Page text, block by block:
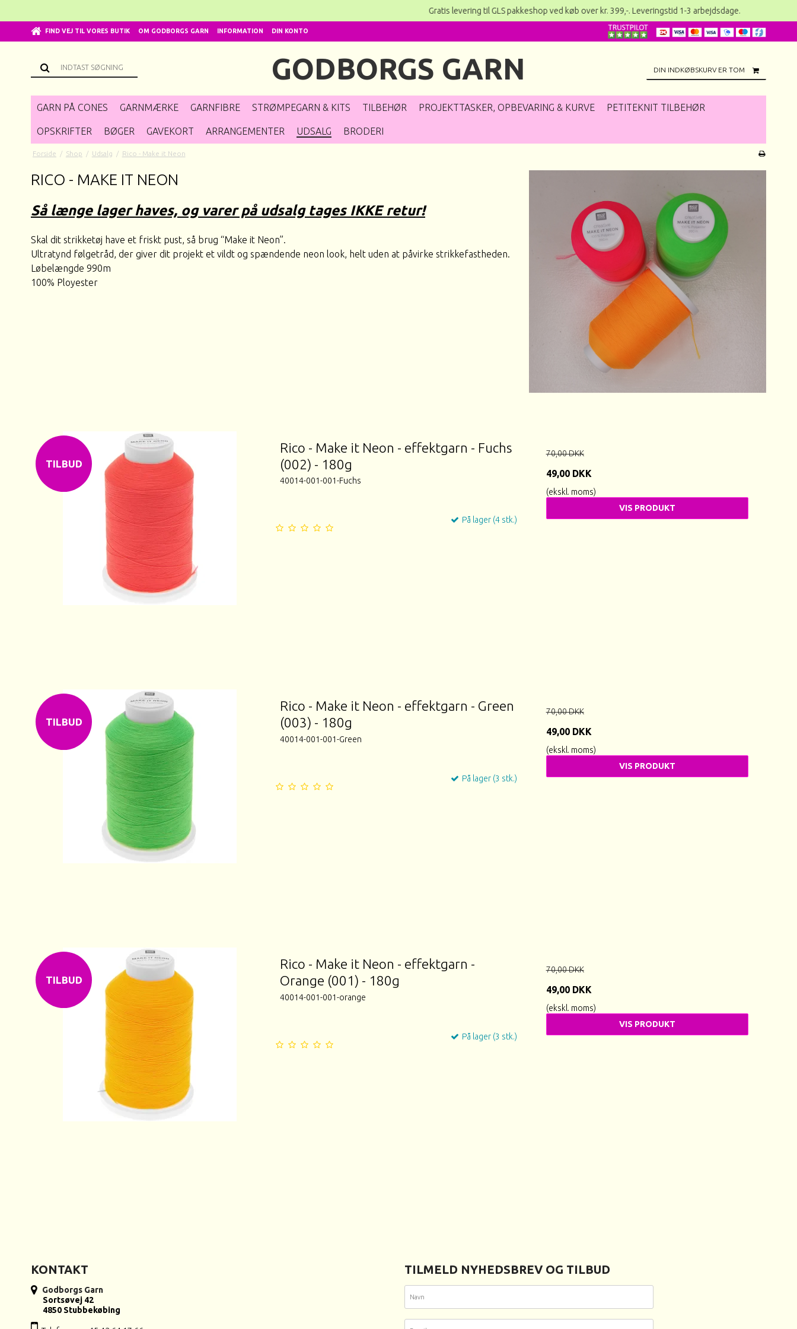
Gratis levering til GLS pakkeshop ved køb over kr. 399,-. Leveringstid 1-3
FIND VEJ TIL VORES BUTIK OM GODBORGS GARN INFORMATION DIN KONTO
GODBORGS GARN DIN INDKØBSKURV ER TOM
GARN PÅ CONES GARNMÆRKE GARNFIBRE STRØMPEGARN & KITS TILBEHØR PROJEKTTASKER, OPBEVARING & KURVE PETITEKNIT TILBEHØR
OPSKRIFTER BØGER GAVEKORT ARRANGEMENTER UDSALG BRODERI
Forside / Shop / Udsalg / Rico - Make it Neon
RICO - MAKE IT NEON
Så længe lager haves, og varer på udsalg tages IKKE retur!
Skal dit strikketøj have et friskt pust, så brug “Make it Neon”.
Ultratynd følgetråd, der giver dit projekt et vildt og spændende neon look, helt uden at påvirke strikkefastheden.
Løbelængde 990m
100% Ployester
TILBUD
Rico - Make it Neon - effektgarn - Fuchs
(002) - 180g
40014-001-001-Fuchs
På lager (4 stk.)
70,00 DKK
49,00 DKK
(ekskl. moms)
VIS PRODUKT
TILBUD
Rico - Make it Neon - effektgarn - Green
(003) - 180g
40014-001-001-Green
På lager (3 stk.)
70,00 DKK
49,00 DKK
(ekskl. moms)
VIS PRODUKT
TILBUD
Rico - Make it Neon - effektgarn -
Orange (001) - 180g
40014-001-001-orange
På lager (3 stk.)
70,00 DKK
49,00 DKK
(ekskl. moms)
VIS PRODUKT
KONTAKT
Godborgs Garn
Sortsøvej 42
4850 Stubbekøbing
TILMELD NYHEDSBREV OG TILBUD